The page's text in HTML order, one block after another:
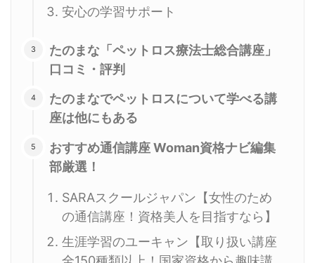
安心の学習サポート
たのまな「ペットロス療法士総合講座」
口コミ・評判
たのまなでペットロスについて学べる講
座は他にもある
おすすめ通信講座 Woman資格ナビ編集
部厳選！
SARAスクールジャパン【女性のため
の通信講座！資格美人を目指すなら】
生涯学習のユーキャン【取り扱い講座